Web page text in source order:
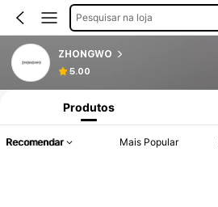
Pesquisar na loja
ZHONGWO
5.00
Produtos
Recomendar Mais Popular